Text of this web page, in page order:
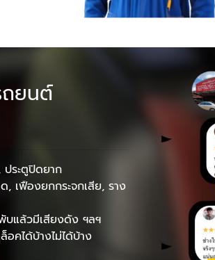
ถยนต์
ระตูปิดยาก
เฟืองยกกระจกเสีย, ราง
บแล้วมีเสียงดัง ฯลฯ
อคได้บ้างไม่ได้บ้าง